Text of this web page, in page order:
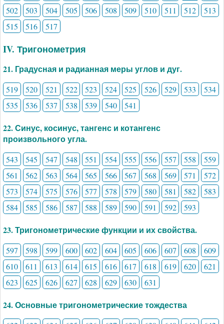
502
503 504 505 506 508 509 510 511 512
513
515
516 517
IV. Тригонометрия
21. Градусная и радианная меры углов и дуг.
519 520 521 522 523 524 525 526 529 533
534
535
536 537 538 539 540 541
22. Синус, косинус, тангенс и котангенс
произвольного угла.
543 545 547 548 551 554 555 556 557 558
559
561
562 563 564 565 566 567 568 569 571
572
573
574 575 576 577 578 579 580 581 582
583
584
585 586 587 588 589 590 591 592 593
23. Тригонометрические функции и их свойства.
597 598 599 600 602 604 605 606 607 608
609
610
611 613 614 615 616 617 618 619 620
621
623
625 626 627 628 629 630 631
24. Основные тригонометрические тождества